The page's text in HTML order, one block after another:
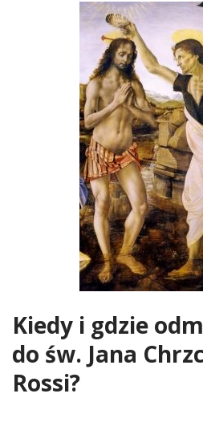
Kiedy i gdzie
do św. Jana
Rossi?